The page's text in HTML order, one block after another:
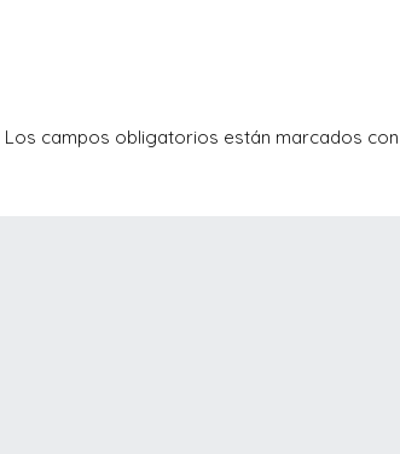
Los campos obligatorios están marcados